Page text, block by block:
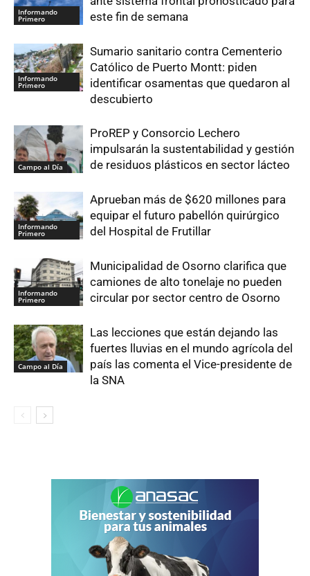
Informando
Primero
este fin de semana
Informando
Primero
Sumario sanitario contra Cementerio
Católico de Puerto Montt: piden
identificar osamentas que quedaron al
descubierto
Campo al Día
ProREP y Consorcio Lechero
impulsarán la sustentabilidad y gestión
de residuos plásticos en sector lácteo
Informando
Primero
Aprueban más de $620 millones para
equipar el futuro pabellón quirúrgico
del Hospital de Frutillar
Informando
Primero
Municipalidad de Osorno clarifica que
camiones de alto tonelaje no pueden
circular por sector centro de Osorno
Campo al Día
Las lecciones que están dejando las
fuertes lluvias en el mundo agrícola del
país las comenta el Vice-presidente de
la SNA